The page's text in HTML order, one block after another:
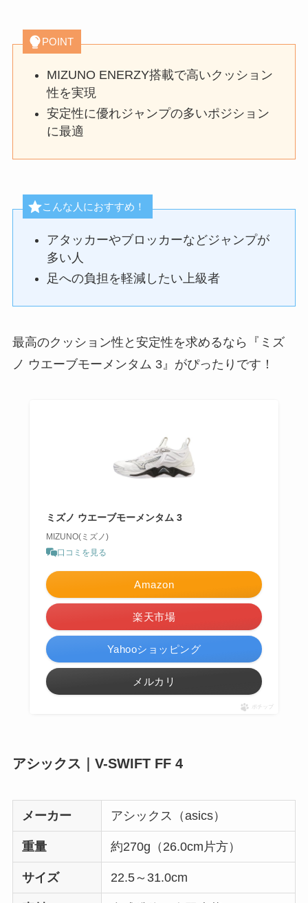
POINT
MIZUNO ENERZY搭載で高いクッション
性を実現
安定性に優れジャンプの多いポジション
に最適
こんな人におすすめ！
アタッカーやブロッカーなどジャンプが
多い人
足への負担を軽減したい上級者
最高のクッション性と安定性を求めるなら『ミズ
ノ ウエーブモーメンタム 3』がぴったりです！
ミズノ ウエーブモーメンタム 3
MIZUNO(ミズノ)
口コミを見る
Amazon
楽天市場
Yahooショッピング
メルカリ
ポチップ
アシックス｜V-SWIFT FF 4
メーカー アシックス（asics）
重量 約270g（26.0cm片方）
サイズ 22.5～31.0cm